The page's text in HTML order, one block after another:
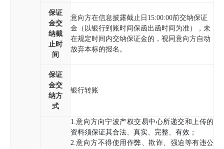
保证
金交
纳截
止时
间
意向方在信息披露截止日 15:00:00前交纳保证
金（以银行到账时间保函出函时间为准），未
在规定时间内交纳保证金的，视同意向方自动
放弃本标的报名。
保证
金交
纳方
式
银行转账
1.意向方向宁波产权交易中心所递交和上传的
资料须保证其合法、真实、完整、有效；
2.意向方不得使用作弊、欺诈、强迫等有违公